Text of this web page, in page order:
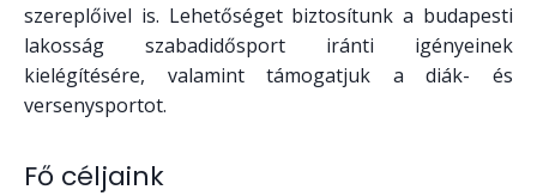
szereplőivel is. Lehetőséget biztosítunk a budapesti
lakosság szabadidősport iránti igényeinek
kielégítésére, valamint támogatjuk a diák- és
versenysportot.
Fő céljaink